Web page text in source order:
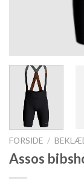
FORSIDE /
Assos